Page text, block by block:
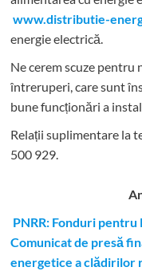
www.distributie-
energie electrică.
Ne cerem scuze pentru
întreruperi, care sunt
bune funcționări a
Relații suplimentare la
500 929.
PNRR: Fonduri
Comunicat de presă
energetice a clădirilor